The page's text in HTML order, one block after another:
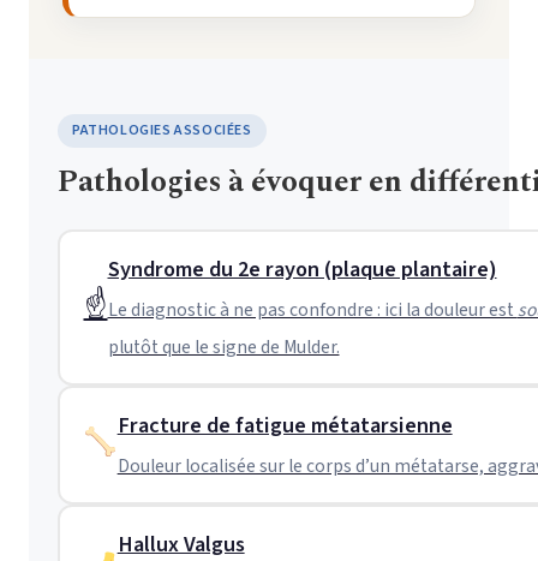
PATHOLOGIES ASSOCIÉES
Pathologies à évoquer en
☝️
Syndrome du 2e rayon (plaque plantaire)
Le diagnostic à ne pas confondre : ici la douleur est
plutôt que le signe de Mulder.
Fracture de fatigue métatarsienne
Douleur localisée sur le corps d’un métatarse,
Hallux Valgus